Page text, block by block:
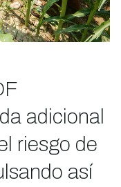
adicional
riesgo de
así